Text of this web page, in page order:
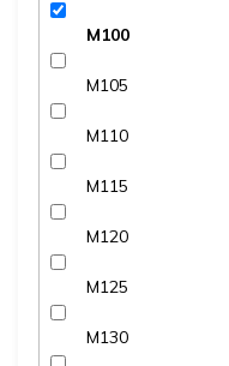
M100
M105
M110
M115
M120
M125
M130